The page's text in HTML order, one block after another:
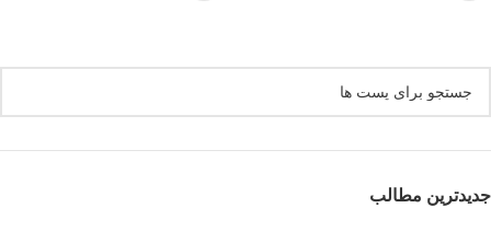
جدیدترین مطالب